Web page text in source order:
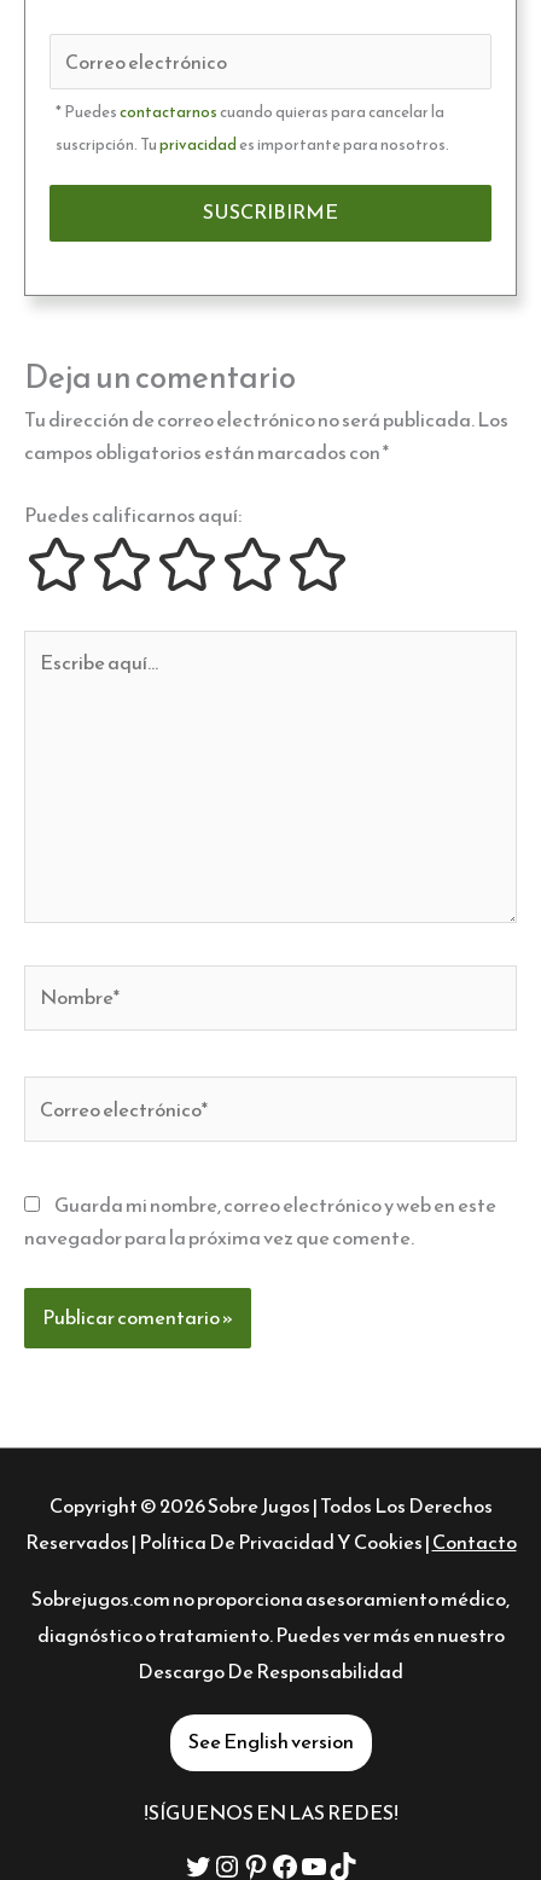
* Puedescontactarnoscuando quieras para cancelar la
suscripción. Tuprivacidades importante para nosotros.
Deja un comentario
Tu dirección de correo electrónico no será publicada.Los
campos obligatorios están marcados con*
Puedes calificarnos aquí:
aquí...
Nombre*
electrónico*
Guarda mi nombre, correo electrónico y web en este
navegador para la próxima vez que comente.
Copyright © 2026Sobre Jugos| Todos Los Derechos
Reservados | Política De Privacidad Y Cookies|Contacto
Sobrejugos.com no proporciona asesoramiento médico,
diagnóstico o tratamiento. Puedes ver más en nuestro
Descargo De Responsabilidad
See English version
!SÍGUENOS EN LAS REDES!
Twitter
Instagram
Pinterest
Facebook
YouTube
TikTok